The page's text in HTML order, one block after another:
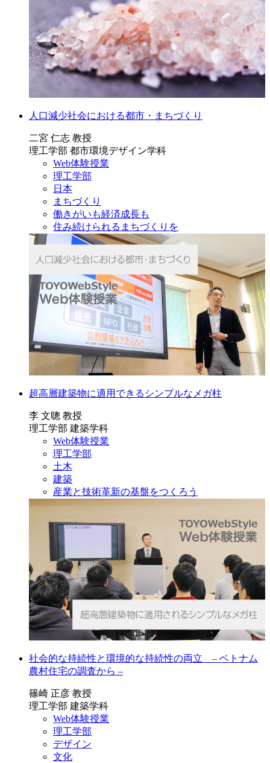
人口減少社会における都市・まちづくり
二宮 仁志 教授
理工学部 都市環境デザイン学科
Web体験授業
理工学部
日本
まちづくり
働きがいも経済成長も
住み続けられるまちづくりを
超高層建築物に適用できるシンプルなメガ柱
李 文聰 教授
理工学部 建築学科
Web体験授業
理工学部
土木
建築
産業と技術革新の基盤をつくろう
社会的な持続性と環境的な持続性の両立 – ベトナム
農村住宅の調査から –
篠崎 正彦 教授
理工学部 建築学科
Web体験授業
理工学部
デザイン
文化